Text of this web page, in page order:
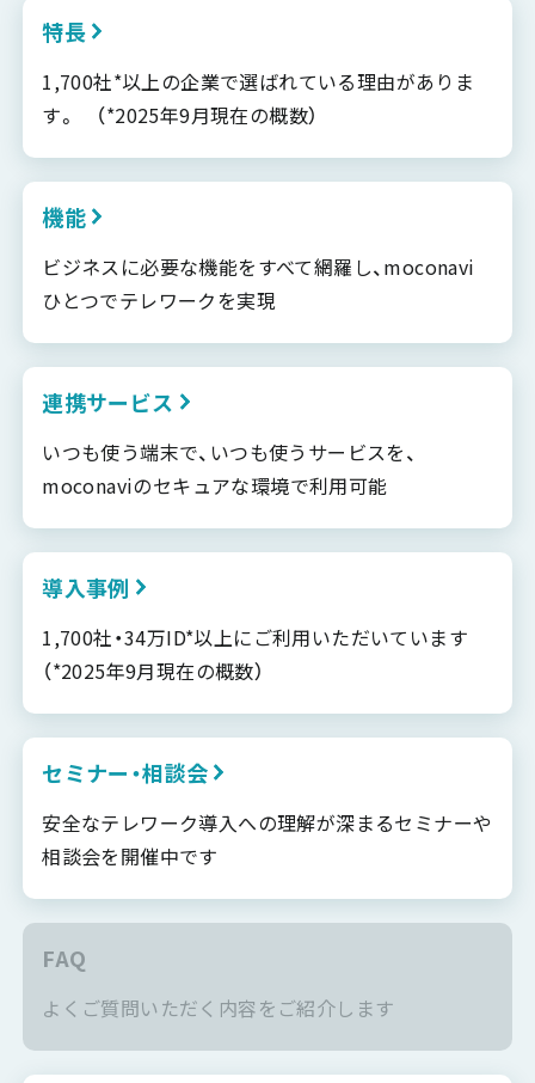
特長
1,700社*以上の企業で選ばれている理由がありま
す。 （*2025年9月現在の概数）
機能
ビジネスに必要な機能をすべて網羅し、moconavi
ひとつでテレワークを実現
連携サービス
いつも使う端末で、いつも使うサービスを、
moconaviのセキュアな環境で利用可能
導入事例
1,700社・34万ID*以上にご利用いただいています
（*2025年9月現在の概数）
セミナー・相談会
安全なテレワーク導入への理解が深まるセミナーや
相談会を開催中です
FAQ
よくご質問いただく内容をご紹介します